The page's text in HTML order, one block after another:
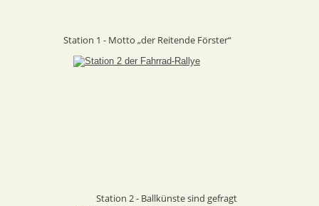
Station 1 - Motto „der Reitende Förster“
Station 2 - Ballkünste sind gefragt